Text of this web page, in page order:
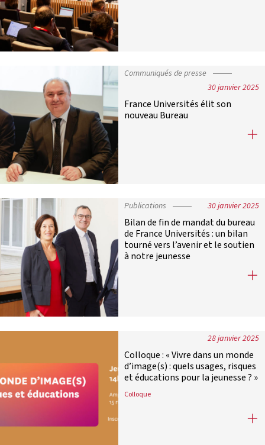
Communiqués de presse
30 janvier 2025
France Universités élit son
nouveau Bureau
France Universités élit son
Publications 30 janvier 2025
Bilan de fin de mandat du bureau
de France Universités : un bilan
tourné vers l’avenir et le soutien
à notre jeunesse
Bilan de fin de mandat du bureau
28 janvier 2025
Colloque : « Vivre dans un monde
d’image(s) : quels usages, risques
et éducations pour la jeunesse ? »
Colloque
Colloque : « Vivre dans un monde